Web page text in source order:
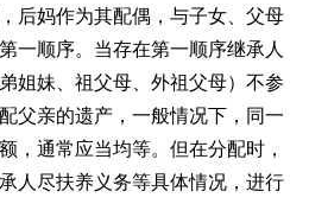
后妈作为其配偶，与子女、父母
一顺序。当存在第一顺序继承人
姐妹、祖父母、外祖父母）不参
父亲的遗产，一般情况下，同一
，通常应当均等。但在分配时，
人尽扶养义务等具体情况，进行